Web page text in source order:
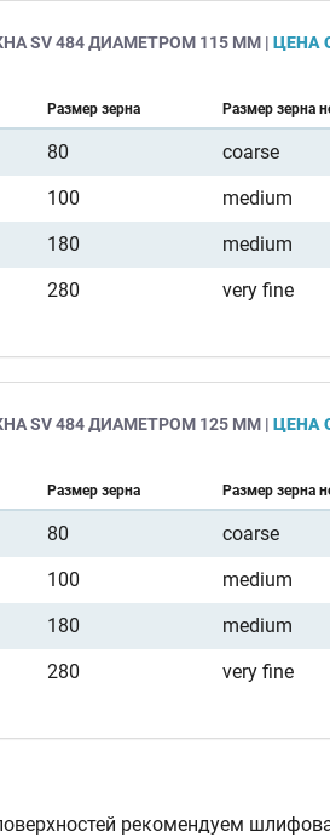
SV 484 ДИАМЕТРОМ 115 ММ | ЦЕНА
Размер зерна Размер зерна
80 coarse
100 medium
180 medium
280 very fine
SV 484 ДИАМЕТРОМ 125 ММ | ЦЕНА
Размер зерна Размер зерна
80 coarse
100 medium
180 medium
280 very fine
рекомендуем